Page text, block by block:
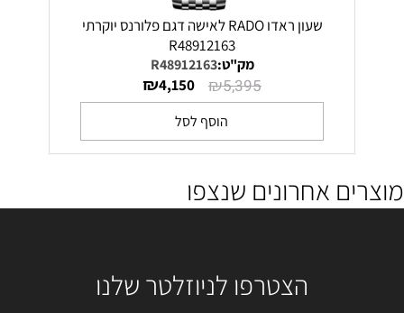
שעון ראדו RADO לאישה דגם פלורנס יוקרתי
R48912163
מק"ט:R48912163
₪5,395
₪4,150
הוסף לסל
מוצרים אחרונים שנצפו
הצטרפו לניוזלטר שלנו